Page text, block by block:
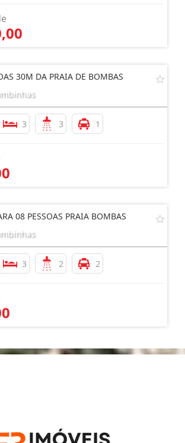
30M DA PRAIA DE BOMBAS
3 3 1
08 PESSOAS PRAIA BOMBAS
3 2 2